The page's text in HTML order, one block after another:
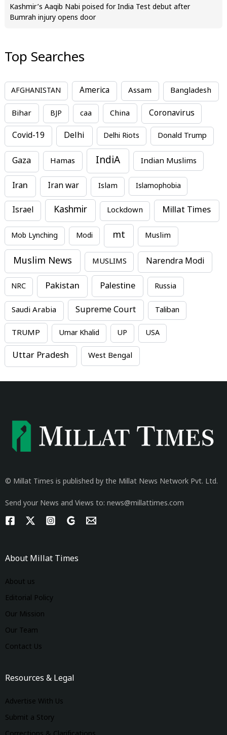
Kashmir’s Aaqib Nabi poised for India Test debut after
Bumrah injury opens door
Top Searches
AFGHANISTAN America Assam Bangladesh
Bihar BJP caa China Coronavirus
Covid-19 Delhi Delhi Riots Donald Trump
Gaza Hamas IndiA Indian Muslims
Iran Iran war Islam Islamophobia
Israel Kashmir Lockdown Millat Times
Mob Lynching Modi mt Muslim
Muslim News MUSLIMS Narendra Modi
NRC Pakistan Palestine Russia
Saudi Arabia Supreme Court Taliban
TRUMP Umar Khalid UP USA
Uttar Pradesh West Bengal
© Millat Times is published by the Millat News Network Pvt. Ltd.
Send your News and Views to: news@millattimes.com
About Millat Times
About us
Editorial Policy
Our Mission
Our Team
Contact Us
Resources & Legal
Advertise With Us
Submit a Story